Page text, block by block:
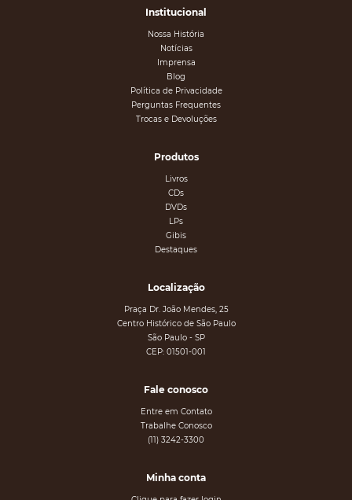
Institucional
Nossa História
Notícias
Imprensa
Blog
Política de Privacidade
Perguntas Frequentes
Trocas e Devoluções
Produtos
Livros
CDs
DVDs
LPs
Gibis
Destaques
Localização
Praça Dr. João Mendes, 25
Centro Histórico de São Paulo
São Paulo - SP
CEP: 01501-001
Fale conosco
Entre em Contato
Trabalhe Conosco
(11) 3242-3300
Minha conta